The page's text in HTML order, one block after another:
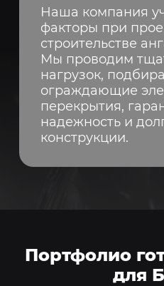
Наша компания
факторы при
строительстве
Мы проводим
нагрузок,
ограждающие
перекрытия,
надежность и
конструкции.
Портфолио
для